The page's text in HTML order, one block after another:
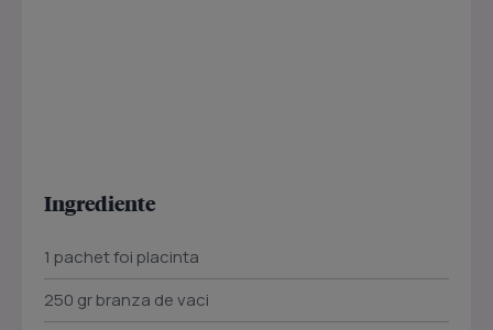
Ingrediente
1 pachet foi placinta
250 gr branza de vaci